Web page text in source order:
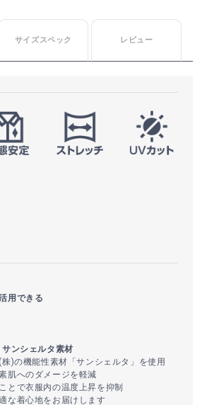
サイズスペック レビュー
用できる
ンシェルタ素材
)の機能性素材「サンシェルタ」を使用
肌へのダメージを軽減
とで衣服内の温度上昇を抑制
な着心地をお届けします